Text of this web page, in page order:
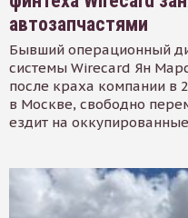
автозапчастями
Бывший операционный
системы Wirecard Ян
после краха компании в
в Москве, свободно
ездит на